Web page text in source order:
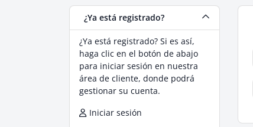
¿Ya está registrado?
¿Ya está registrado? Si es así,
haga clic en el botón de abajo
para iniciar sesión en nuestra
área de cliente, donde podrá
gestionar su cuenta.
Iniciar sesión